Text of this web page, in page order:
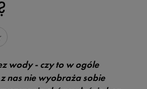
wody - czy to w ogóle
nas nie wyobraża sobie